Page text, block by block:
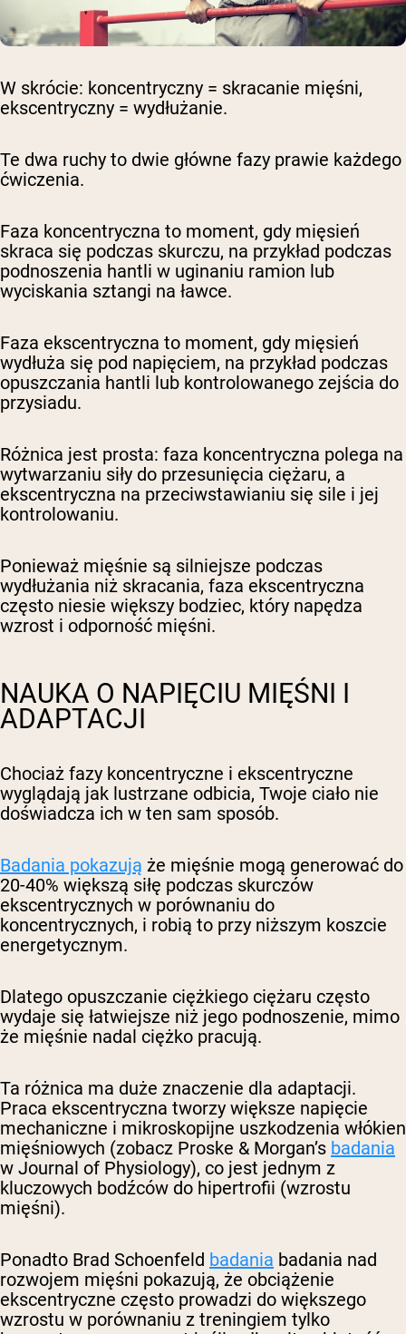
W skrócie: koncentryczny = skracanie mięśni,
ekscentryczny = wydłużanie.
Te dwa ruchy to dwie główne fazy prawie każdego
ćwiczenia.
Faza koncentryczna to moment, gdy mięsień
skraca się podczas skurczu, na przykład podczas
podnoszenia hantli w uginaniu ramion lub
wyciskania sztangi na ławce.
Faza ekscentryczna to moment, gdy mięsień
wydłuża się pod napięciem, na przykład podczas
opuszczania hantli lub kontrolowanego zejścia do
przysiadu.
Różnica jest prosta: faza koncentryczna polega na
wytwarzaniu siły do przesunięcia ciężaru, a
ekscentryczna na przeciwstawianiu się sile i jej
kontrolowaniu.
Ponieważ mięśnie są silniejsze podczas
wydłużania niż skracania, faza ekscentryczna
często niesie większy bodziec, który napędza
wzrost i odporność mięśni.
NAUKA O NAPIĘCIU MIĘŚNI I
ADAPTACJI
Chociaż fazy koncentryczne i ekscentryczne
wyglądają jak lustrzane odbicia, Twoje ciało nie
doświadcza ich w ten sam sposób.
Badania pokazują że mięśnie mogą generować do
20-40% większą siłę podczas skurczów
ekscentrycznych w porównaniu do
koncentrycznych, i robią to przy niższym koszcie
energetycznym.
Dlatego opuszczanie ciężkiego ciężaru często
wydaje się łatwiejsze niż jego podnoszenie, mimo
że mięśnie nadal ciężko pracują.
Ta różnica ma duże znaczenie dla adaptacji.
Praca ekscentryczna tworzy większe napięcie
mechaniczne i mikroskopijne uszkodzenia włókien
mięśniowych (zobacz Proske & Morgan’s badania
w Journal of Physiology), co jest jednym z
kluczowych bodźców do hipertrofii (wzrostu
mięśni).
Ponadto Brad Schoenfeld badania badania nad
rozwojem mięśni pokazują, że obciążenie
ekscentryczne często prowadzi do większego
wzrostu w porównaniu z treningiem tylko